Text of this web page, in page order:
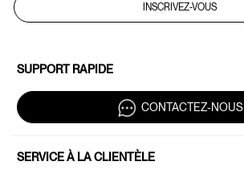
INSCRIVEZ-VOUS
SUPPORT RAPIDE
CONTACTEZ-NOUS
SERVICE À LA CLIENTÈLE